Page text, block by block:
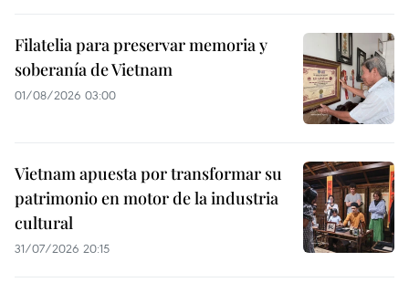
Filatelia para preservar memoria y
soberanía de Vietnam
01/08/2026 03:00
Vietnam apuesta por transformar su
patrimonio en motor de la industria
cultural
31/07/2026 20:15